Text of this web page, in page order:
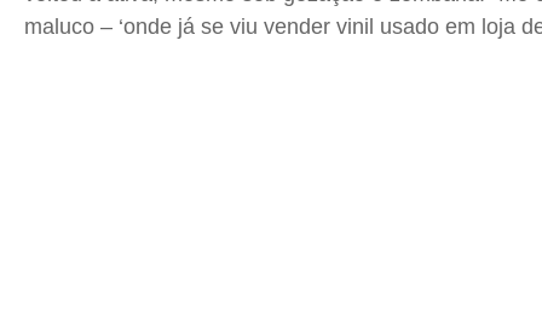
maluco – ‘onde já se viu vender vinil usado em loja